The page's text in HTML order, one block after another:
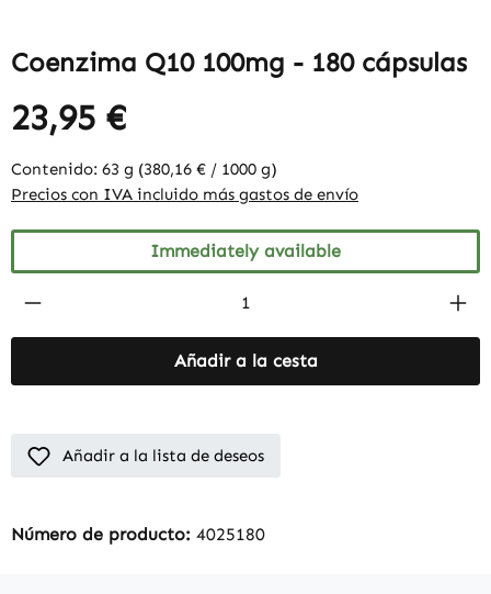
Coenzima Q10 100mg - 180 cápsulas
23,95 €
Contenido: 63 g (380,16 € / 1000 g)
Precios con IVA incluido más gastos de envío
Immediately available
Product Quantity: Enter the desired
Añadir a la cesta
Añadir a la lista de deseos
Número de producto: 4025180